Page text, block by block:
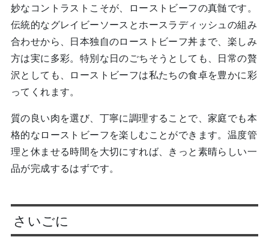
妙なコントラストこそが、ローストビーフの真髄です。
伝統的なグレイビーソースとホースラディッシュの組み
合わせから、日本独自のローストビーフ丼まで、楽しみ
方は実に多彩。特別な日のごちそうとしても、日常の贅
沢としても、ローストビーフは私たちの食卓を豊かに彩
ってくれます。
質の良い肉を選び、丁寧に調理することで、家庭でも本
格的なローストビーフを楽しむことができます。温度管
理と休ませる時間を大切にすれば、きっと素晴らしい一
品が完成するはずです。
さいごに